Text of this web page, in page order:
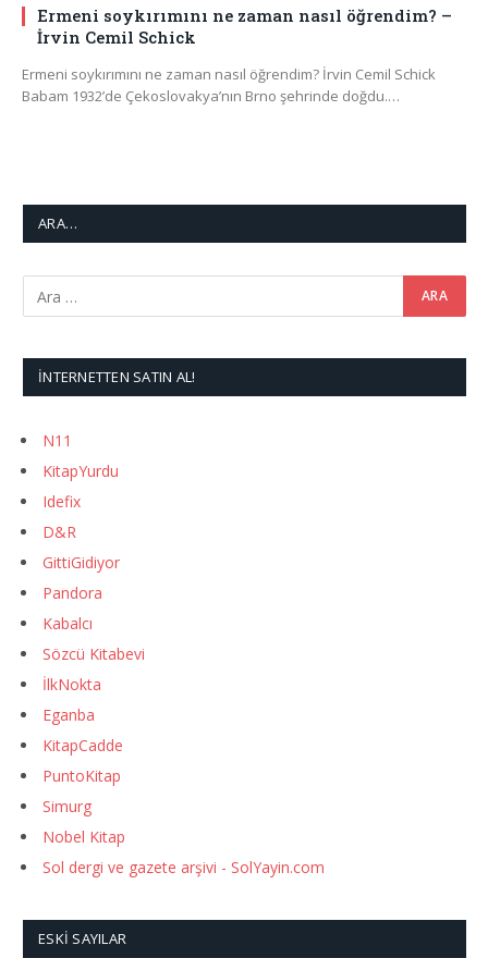
Ermeni soykırımını ne zaman nasıl öğrendim? –
İrvin Cemil Schick
Ermeni soykırımını ne zaman nasıl öğrendim? İrvin Cemil Schick
Babam 1932’de Çekoslovakya’nın Brno şehrinde doğdu.…
ARA…
İNTERNETTEN SATIN AL!
N11
KitapYurdu
Idefix
D&R
GittiGidiyor
Pandora
Kabalcı
Sözcü Kitabevi
İlkNokta
Eganba
KitapCadde
PuntoKitap
Simurg
Nobel Kitap
Sol dergi ve gazete arşivi - SolYayin.com
ESKI SAYILAR